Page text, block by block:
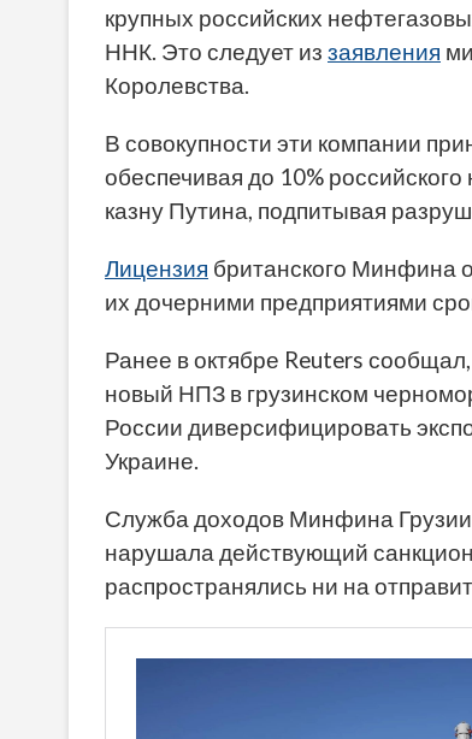
крупных российских
ННК. Это следует из заявления
Королевства.
В совокупности эти компании
обеспечивая до 10%
казну Путина, подпитывая
Лицензия британского Минфина
их дочерними предприятиями
Ранее в октябре Reuters
новый НПЗ в грузинском
России диверсифицировать
Украине.
Служба доходов Минфина Грузии
нарушала действующий
распространялись ни на